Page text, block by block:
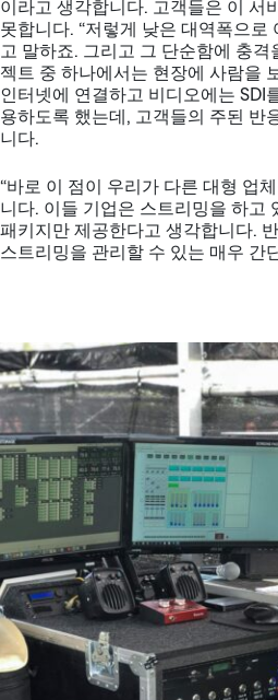
이라고 생각합니다. 고객들은 이 서
못합니다. “저렇게 낮은 대역폭으로
고 말하죠. 그리고 그 단순함에 충
젝트 중 하나에서는 현장에 사람을
인터넷에 연결하고 비디오에는 SDI
용하도록 했는데, 고객들의 주된 반
니다.
“바로 이 점이 우리가 다른 대형 업
니다. 이들 기업은 스트리밍을 하고
패키지만 제공한다고 생각합니다.
스트리밍을 관리할 수 있는 매우 간